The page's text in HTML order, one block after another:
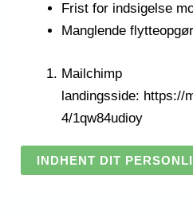
Frist for indsigelse
Manglende
Mailchimp
landingsside: https://
4/1qw84udioy
INDHENT DIT